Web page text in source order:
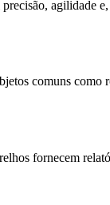
agilidade
comuns
fornecem